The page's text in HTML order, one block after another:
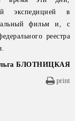
экспедицией в
фильм и, с
реестра
БЛОТНИЦКАЯ
print